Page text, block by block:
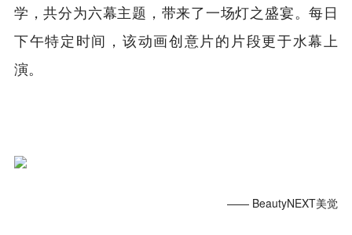
学，共分为六幕主题，带来了一场灯之盛宴。每日
下午特定时间，该动画创意片的片段更于水幕上
演。
—— BeautyNEXT美觉